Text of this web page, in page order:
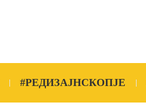
#РЕДИЗАЈНСКОПЈЕ